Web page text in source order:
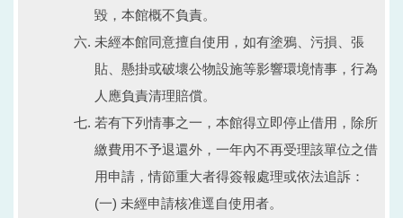
毀，本館概不負責。
未經本館同意擅自使用，如有塗鴉、污損、張
貼、懸掛或破壞公物設施等影響環境情事，行為
人應負責清理賠償。
若有下列情事之一，本館得立即停止借用，除所
繳費用不予退還外，一年內不再受理該單位之借
用申請，情節重大者得簽報處理或依法追訴：
(一) 未經申請核准逕自使用者。